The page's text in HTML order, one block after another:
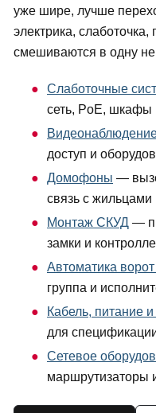
уже шире, лучше
электрика,
смешиваются в одну
Слаботочные
сеть, PoE, шкафы
доступ и
Домофоны —
связь с
Монтаж СКУД —
замки и
Автоматика
группа и
Кабель, питание
для
Сетевое
маршрутизаторы